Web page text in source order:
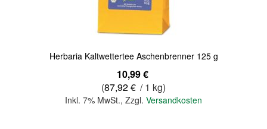
Herbaria Kaltwettertee Aschenbrenner 125 g
10,99 €
(87,92 € / 1 kg)
Inkl. 7% MwSt., Zzgl. Versandkosten